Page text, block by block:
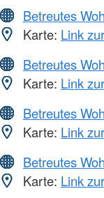
Betreutes
Karte: Link
Betreutes
Karte: Link
Betreutes
Karte: Link
Betreutes
Karte: Link